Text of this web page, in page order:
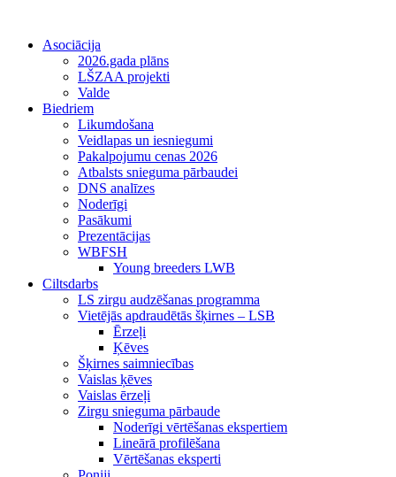
Asociācija
2026.gada plāns
LŠZAA projekti
Valde
Biedriem
Likumdošana
Veidlapas un iesniegumi
Pakalpojumu cenas 2026
Atbalsts snieguma pārbaudei
DNS analīzes
Noderīgi
Pasākumi
Prezentācijas
WBFSH
Young breeders LWB
Ciltsdarbs
LS zirgu audzēšanas programma
Vietējās apdraudētās šķirnes – LSB
Ērzeļi
Ķēves
Šķirnes saimniecības
Vaislas ķēves
Vaislas ērzeļi
Zirgu snieguma pārbaude
Noderīgi vērtēšanas ekspertiem
Lineārā profilēšana
Vērtēšanas eksperti